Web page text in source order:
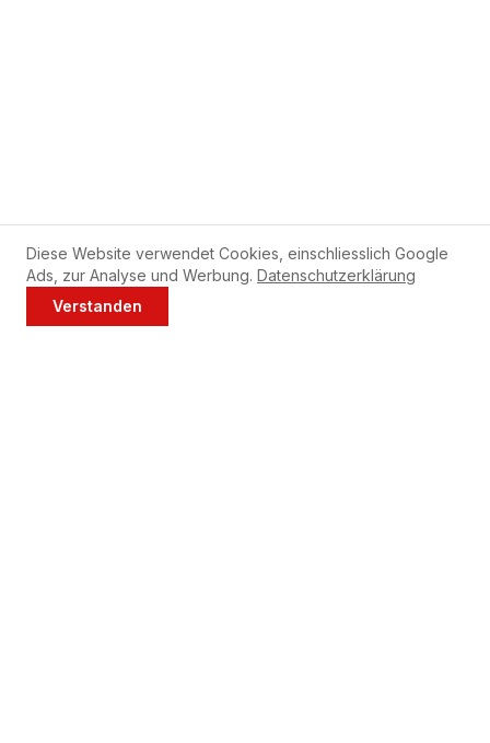
Jetzt anrufen
Diese Website verwendet Cookies, einschliesslich Google
Ads, zur Analyse und Werbung. Datenschutzerklärung
Verstanden